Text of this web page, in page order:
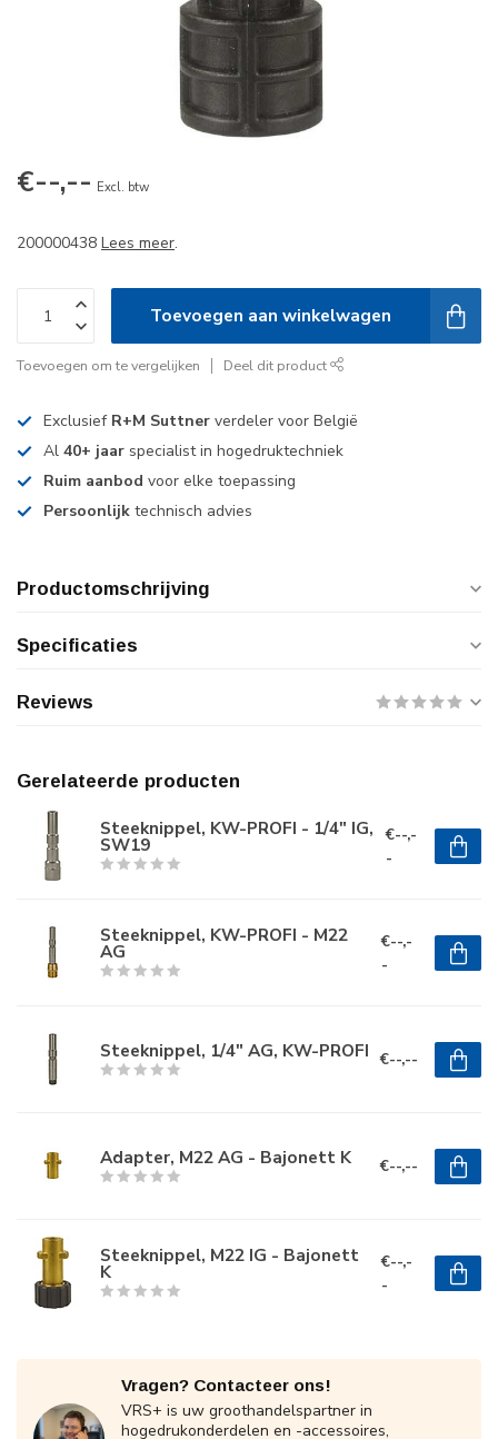
€--,-- Excl. btw
200000438 Lees meer.
Toevoegen aan winkelwagen
Toevoegen om te vergelijken Deel dit product
Exclusief R+M Suttner verdeler voor België
Al 40+ jaar specialist in hogedruktechniek
Ruim aanbod voor elke toepassing
Persoonlijk technisch advies
Productomschrijving
Specificaties
Reviews
Gerelateerde producten
Steeknippel, KW-PROFI - 1/4" IG,
SW19
€--,-
-
Steeknippel, KW-PROFI - M22
AG
€--,-
-
Steeknippel, 1/4" AG, KW-PROFI €--,--
Adapter, M22 AG - Bajonett K €--,--
Steeknippel, M22 IG - Bajonett
K
€--,-
-
Vragen? Contacteer ons!
VRS+ is uw groothandelspartner in
hogedrukonderdelen en -accessoires,